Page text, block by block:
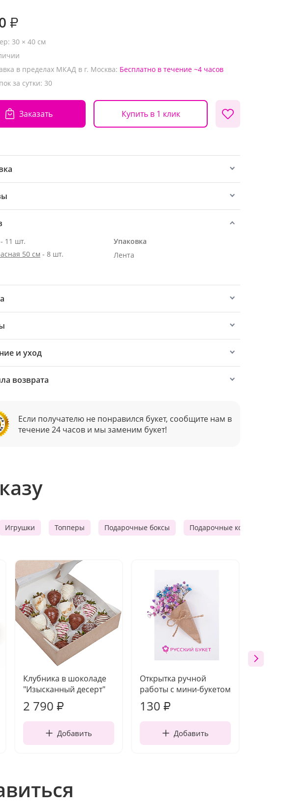
₽
30 × 40 см
в пределах МКАД в г. Москва: Бесплатно в течение ~4 часов
за сутки: 30
Заказать Купить в 1 клик
- 11 шт.
50 см - 8 шт.
Упаковка
Лента
и уход
возврата
Если получателю не понравился букет, сообщите нам в
течение 24 часов и мы заменим букет!
Игрушки Топперы Подарочные боксы Подарочные корзины
Клубника в шоколаде
"Изысканный десерт"
2 790 ₽
Добавить
Открытка ручной
работы с мини-букетом
130 ₽
Добавить